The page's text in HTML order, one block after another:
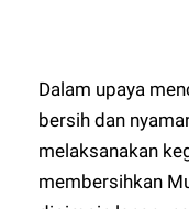
Dalam upaya
bersih dan
melaksanakan
membersihkan